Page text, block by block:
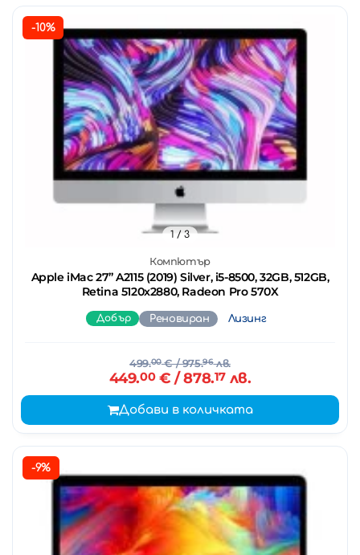
-10%
Компютър
Apple iMac 27’’ A2115 (2019) Silver, i5-8500, 32GB, 512GB,
Retina 5120x2880, Radeon Pro 570X
1 / 3
Добър Реновиран Лизинг
499.00€/ 975.96лв.
449.00€ / 878.17лв.
Добави в количката
-9%